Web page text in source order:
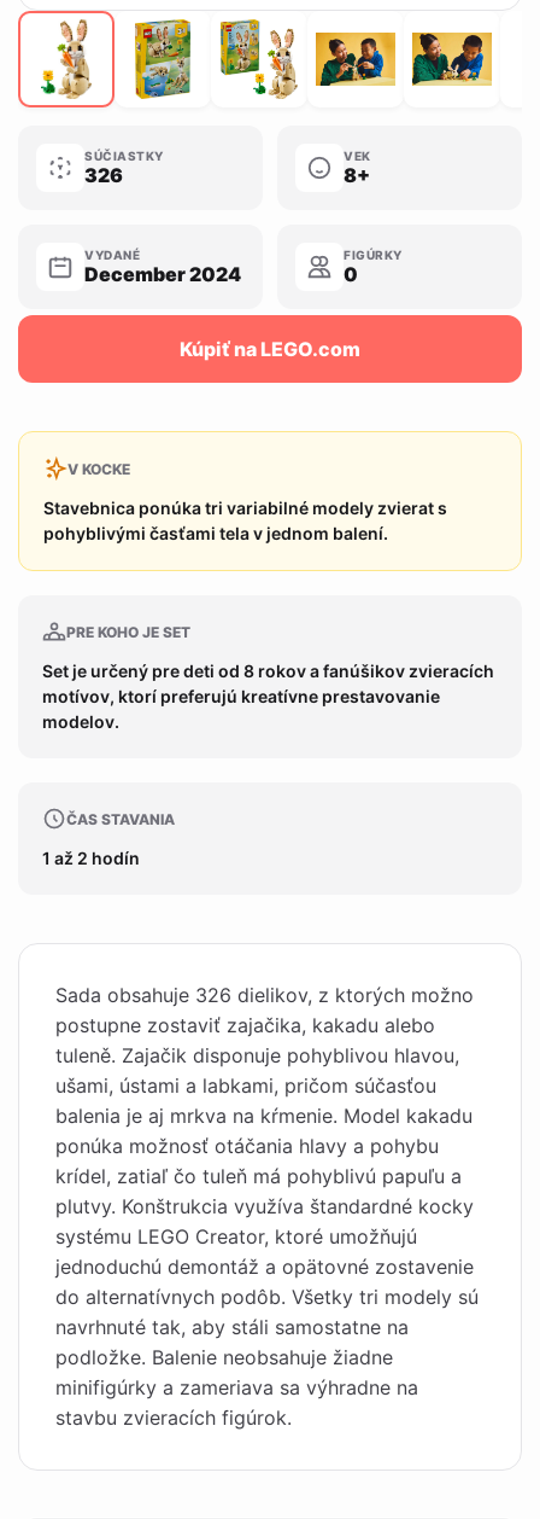
SÚČIASTKY
326
VEK
8+
VYDANÉ
December 2024
FIGÚRKY
0
Kúpiť na LEGO.com
V KOCKE
Stavebnica ponúka tri variabilné modely zvierat s
pohyblivými časťami tela v jednom balení.
PRE KOHO JE SET
Set je určený pre deti od 8 rokov a fanúšikov zvieracích
motívov, ktorí preferujú kreatívne prestavovanie
modelov.
ČAS STAVANIA
1 až 2 hodín
Sada obsahuje 326 dielikov, z ktorých možno
postupne zostaviť zajačika, kakadu alebo
tuleně. Zajačik disponuje pohyblivou hlavou,
ušami, ústami a labkami, pričom súčasťou
balenia je aj mrkva na kŕmenie. Model kakadu
ponúka možnosť otáčania hlavy a pohybu
krídel, zatiaľ čo tuleň má pohyblivú papuľu a
plutvy. Konštrukcia využíva štandardné kocky
systému LEGO Creator, ktoré umožňujú
jednoduchú demontáž a opätovné zostavenie
do alternatívnych podôb. Všetky tri modely sú
navrhnuté tak, aby stáli samostatne na
podložke. Balenie neobsahuje žiadne
minifigúrky a zameriava sa výhradne na
stavbu zvieracích figúrok.